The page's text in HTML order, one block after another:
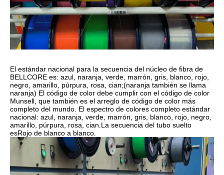
El estándar nacional para la secuencia del núcleo de fibra de
BELLCORE es: azul, naranja, verde, marrón, gris, blanco, rojo,
negro, amarillo, púrpura, rosa, cian;(naranja también se llama
naranja) El código de color debe cumplir con el código de color
Munsell, que también es el arreglo de código de color más
completo del mundo. El espectro de colores completo estándar
nacional: azul, naranja, verde, marrón, gris, blanco, rojo, negro,
amarillo, púrpura, rosa, cian.La secuencia del tubo suelto
esRojo de blanco a blanco.